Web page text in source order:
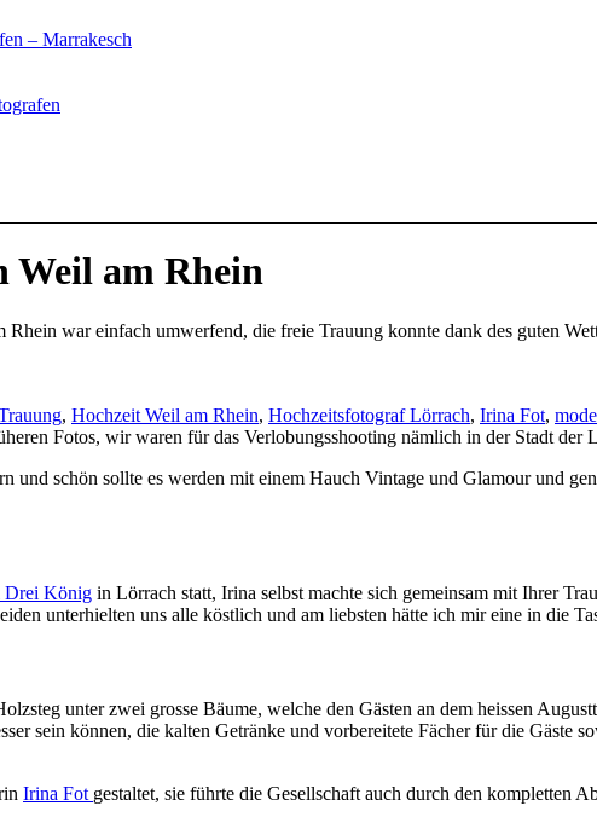
– Marrakesch
Weil am Rhein
war einfach umwerfend, die freie Trauung konnte dank des guten
, Hochzeit Weil am Rhein, Hochzeitsfotograf Lörrach, Irina Fot,
Fotos, wir waren für das Verlobungsshooting nämlich in der Stadt der
und schön sollte es werden mit einem Hauch Vintage und Glamour und
Drei König in Lörrach statt, Irina selbst machte sich gemeinsam mit Ihrer
unterhielten uns alle köstlich und am liebsten hätte ich mir eine in die
unter zwei grosse Bäume, welche den Gästen an dem heissen
sein können, die kalten Getränke und vorbereitete Fächer für die Gäste
Irina Fot gestaltet, sie führte die Gesellschaft auch durch den kompletten